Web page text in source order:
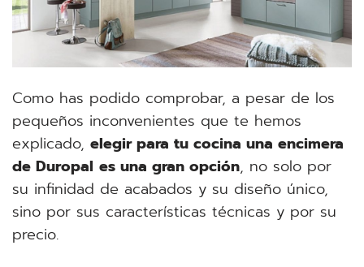
Como has podido comprobar, a pesar de los
pequeños inconvenientes que te hemos
explicado, elegir para tu cocina una encimera
de Duropal es una gran opción, no solo por
su infinidad de acabados y su diseño único,
sino por sus características técnicas y por su
precio.